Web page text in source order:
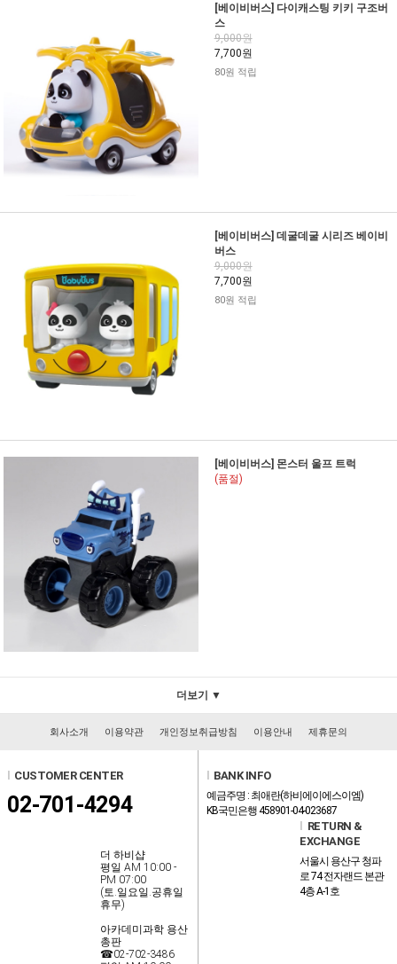
[베이비버스] 다이캐스팅 키키 구조버
스
9,000원
7,700원
80원 적립
[베이비버스] 데굴데굴 시리즈 베이비
버스
9,000원
7,700원
80원 적립
[베이비버스] 몬스터 울프 트럭
(품절)
더보기 ▼
회사소개 이용약관 개인정보취급방침 이용안내 제휴문의
l CUSTOMER CENTER
02-701-4294
더 하비샵
평일 AM 10:00 -
PM 07:00
(토.일요일.공휴일
휴무)
아카데미과학 용산
총판
☎02-702-3486
l BANK INFO
예금주명 : 최애란(하비에이에스이엠)
KB국민은행 458901-04-023687
l RETURN &
EXCHANGE
서울시 용산구 청파
로 74 전자랜드 본관
4층 A-1호